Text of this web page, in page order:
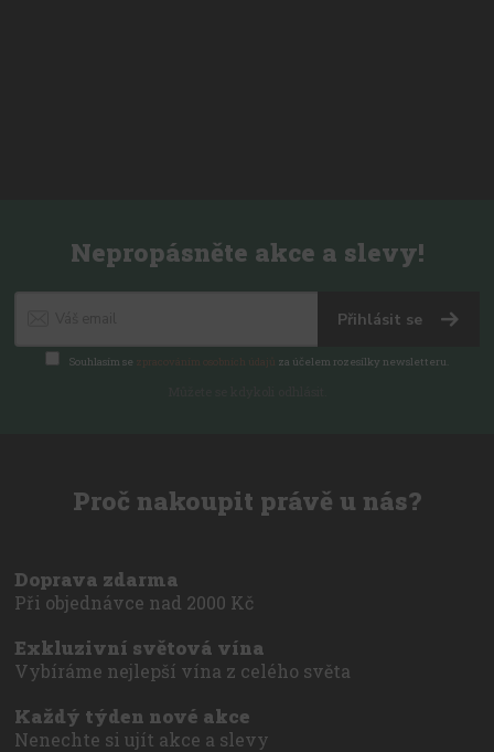
Nepropásněte akce a slevy!
Přihlásit se
Souhlasím se zpracováním osobních údajů za účelem rozesílky newsletteru.
Proč nakoupit právě u nás?
Doprava zdarma
Při objednávce nad 2000 Kč
Exkluzivní světová vína
Vybíráme nejlepší vína z celého světa
Každý týden nové akce
Nenechte si ujít akce a slevy